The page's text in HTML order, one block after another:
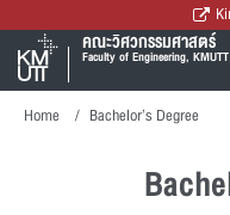
คณะวิศวกรรมศาสตร์
Faculty of Engineering, KMUTT
Home Bachelor’s Degree